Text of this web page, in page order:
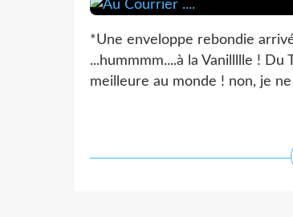
*Une enveloppe rebondie
...hummmm....à la Vanillllle !
meilleure au monde ! non, je